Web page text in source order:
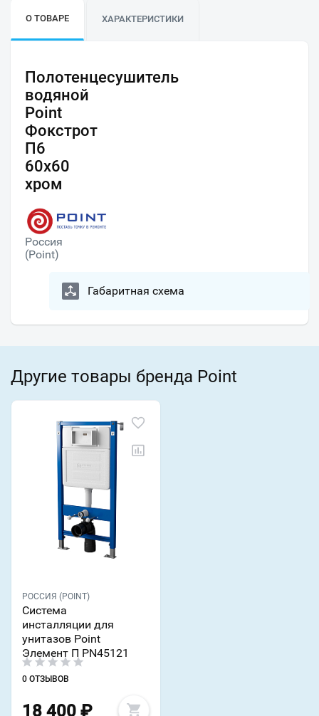
О ТОВАРЕ ХАРАКТЕРИСТИКИ
Полотенцесушитель
водяной
Point
Фокстрот
П6
60х60
хром
Россия
(Point)
Габаритная схема
Другие товары бренда Point
РОССИЯ (POINT)
Система
инсталляции для
унитазов Point
Элемент П PN45121
0 ОТЗЫВОВ
18 400 ₽